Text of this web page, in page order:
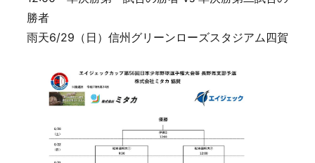
勝者
雨天6/29（日）信州グリーンローズスタジアム四賀